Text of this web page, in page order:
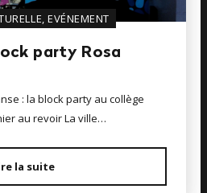
EVÉNEMENT
party Rosa
: la block party au collège
au revoir La ville…
la suite